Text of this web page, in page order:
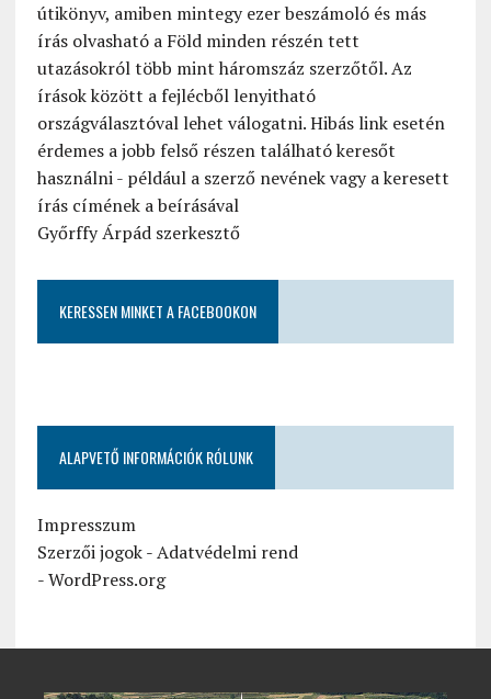
útikönyv, amiben mintegy ezer beszámoló és más
írás olvasható a Föld minden részén tett
utazásokról több mint háromszáz szerzőtől. Az
írások között a fejlécből lenyitható
országválasztóval lehet válogatni. Hibás link esetén
érdemes a jobb felső részen található keresőt
használni - például a szerző nevének vagy a keresett
írás címének a beírásával
Győrffy Árpád szerkesztő
KERESSEN MINKET A FACEBOOKON
ALAPVETŐ INFORMÁCIÓK RÓLUNK
Impresszum
Szerzői jogok-Adatvédelmi rend
-WordPress.org